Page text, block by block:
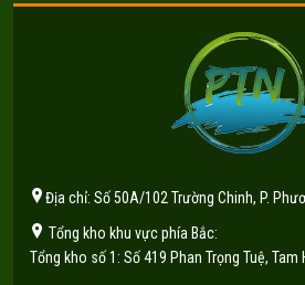
Địa chỉ: Số 50A/102 Trường Chinh, P.
Tổng kho khu vực phía Bắc:
Tổng kho số 1: Số 419 Phan Trọng Tuệ, Tam